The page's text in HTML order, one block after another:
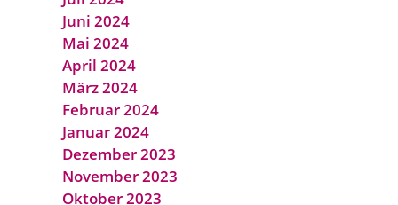
Juni 2024
Mai 2024
April 2024
März 2024
Februar 2024
Januar 2024
Dezember 2023
November 2023
Oktober 2023